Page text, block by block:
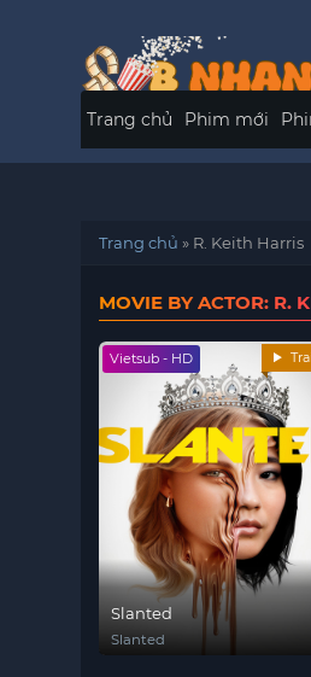
Trang chủ Phim mới
Trang chủ » R. Keith Harris
MOVIE BY ACTOR: R.
Vietsub - HD
Slanted
Slanted